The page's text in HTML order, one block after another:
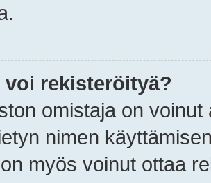
voi rekisteröityä?
omistaja on
nimen
myös voinut ottaa